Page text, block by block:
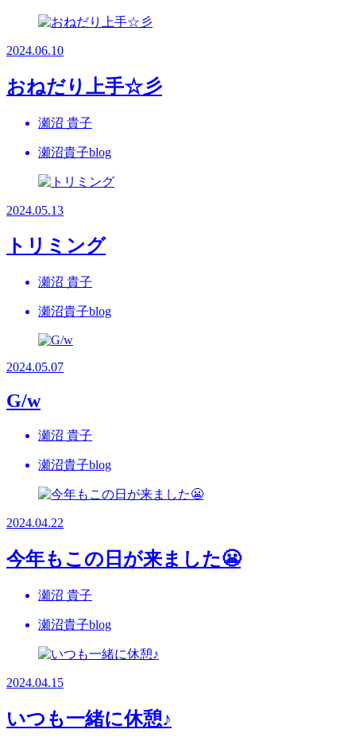
2024.06.10
おねだり上手☆彡
瀬沼 貴子
瀬沼貴子blog
2024.05.13
トリミング
瀬沼 貴子
瀬沼貴子blog
2024.05.07
G/w
瀬沼 貴子
瀬沼貴子blog
2024.04.22
今年もこの日が来ました😬
瀬沼 貴子
瀬沼貴子blog
2024.04.15
いつも一緒に休憩♪